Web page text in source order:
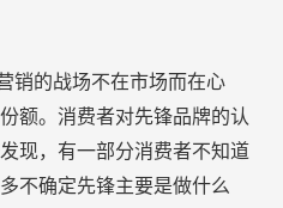
销的战场不在市场而在心
额。消费者对先锋品牌的认
现，有一部分消费者不知道
不确定先锋主要是做什么